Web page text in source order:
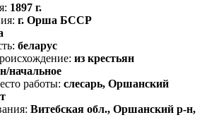
1897 г.
г. Орша БССР
беларус
из крестьян
н/начальное
работы: слесарь, Оршанский
Витебская обл., Оршанский р-н,